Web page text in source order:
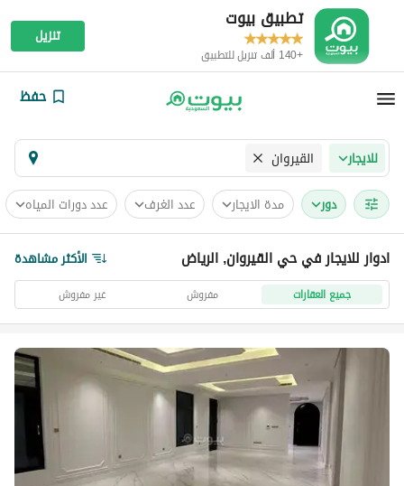
تطبيق بيوت
+140 ألف تنزيل للتطبيق
تنزيل
حفظ
للايجار القيروان
دور مدة الايجار عدد الغرف عدد دورات المياه
ادوار للايجار في حي القيروان, الرياض الأكثر مشاهدة
جميع العقارات مفروش غير مفروش